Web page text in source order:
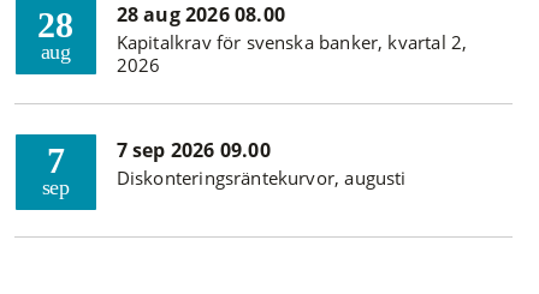
28
aug
28 aug 2026 08.00
Kapitalkrav för svenska banker, kvartal 2,
2026
7
sep
7 sep 2026 09.00
Diskonteringsräntekurvor, augusti